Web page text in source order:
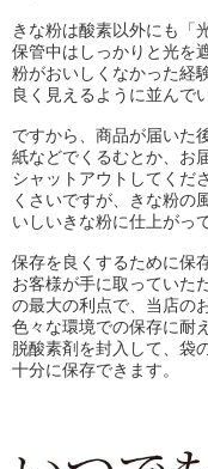
きな粉は酸素以外にも「
保管中はしっかりと光を
粉がおいしくなかった経
良く見えるように並んで
ですから、商品が届いた
紙などでくるむとか、お
シャットアウトしてくだ
くさいですが、きな粉の
いしいきな粉に仕上がっ
保存を良くするために保
お客様が手に取っていた
の最大の利点で、当店の
色々な環境での保存に耐
脱酸素剤を封入して、袋
十分に保存できます。